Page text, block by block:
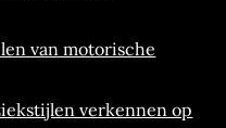
van motorische
verkennen op